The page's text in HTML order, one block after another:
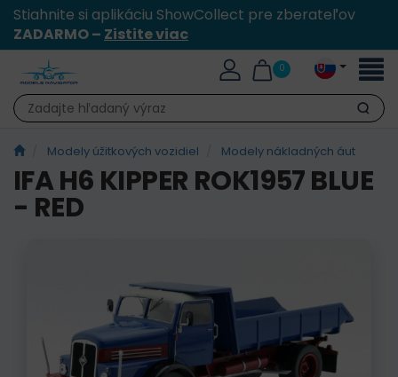
Stiahnite si aplikáciu ShowCollect pre zberateľov
ZADARMO – Zistite viac
0
Hľadať
Modely úžitkových vozidiel Modely nákladných áut
IFA H6 KIPPER ROK1957 BLUE
- RED